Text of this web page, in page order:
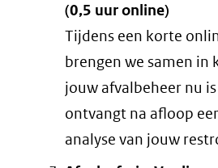
(0,5 uur online)
Tijdens een korte
brengen we samen in
jouw afvalbeheer nu
ontvangt na afloop
analyse van jouw